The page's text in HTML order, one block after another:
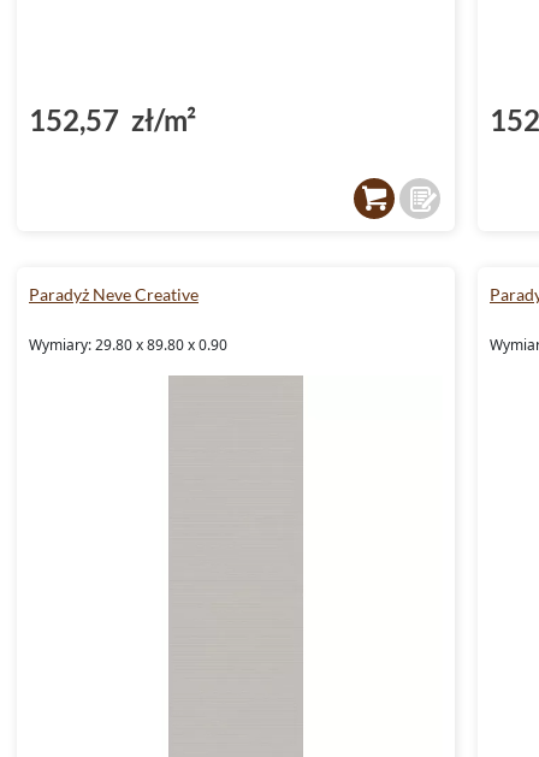
152,57 zł/m²
Paradyż Neve Creative
Wymiary: 29.80 x 89.80 x 0.90